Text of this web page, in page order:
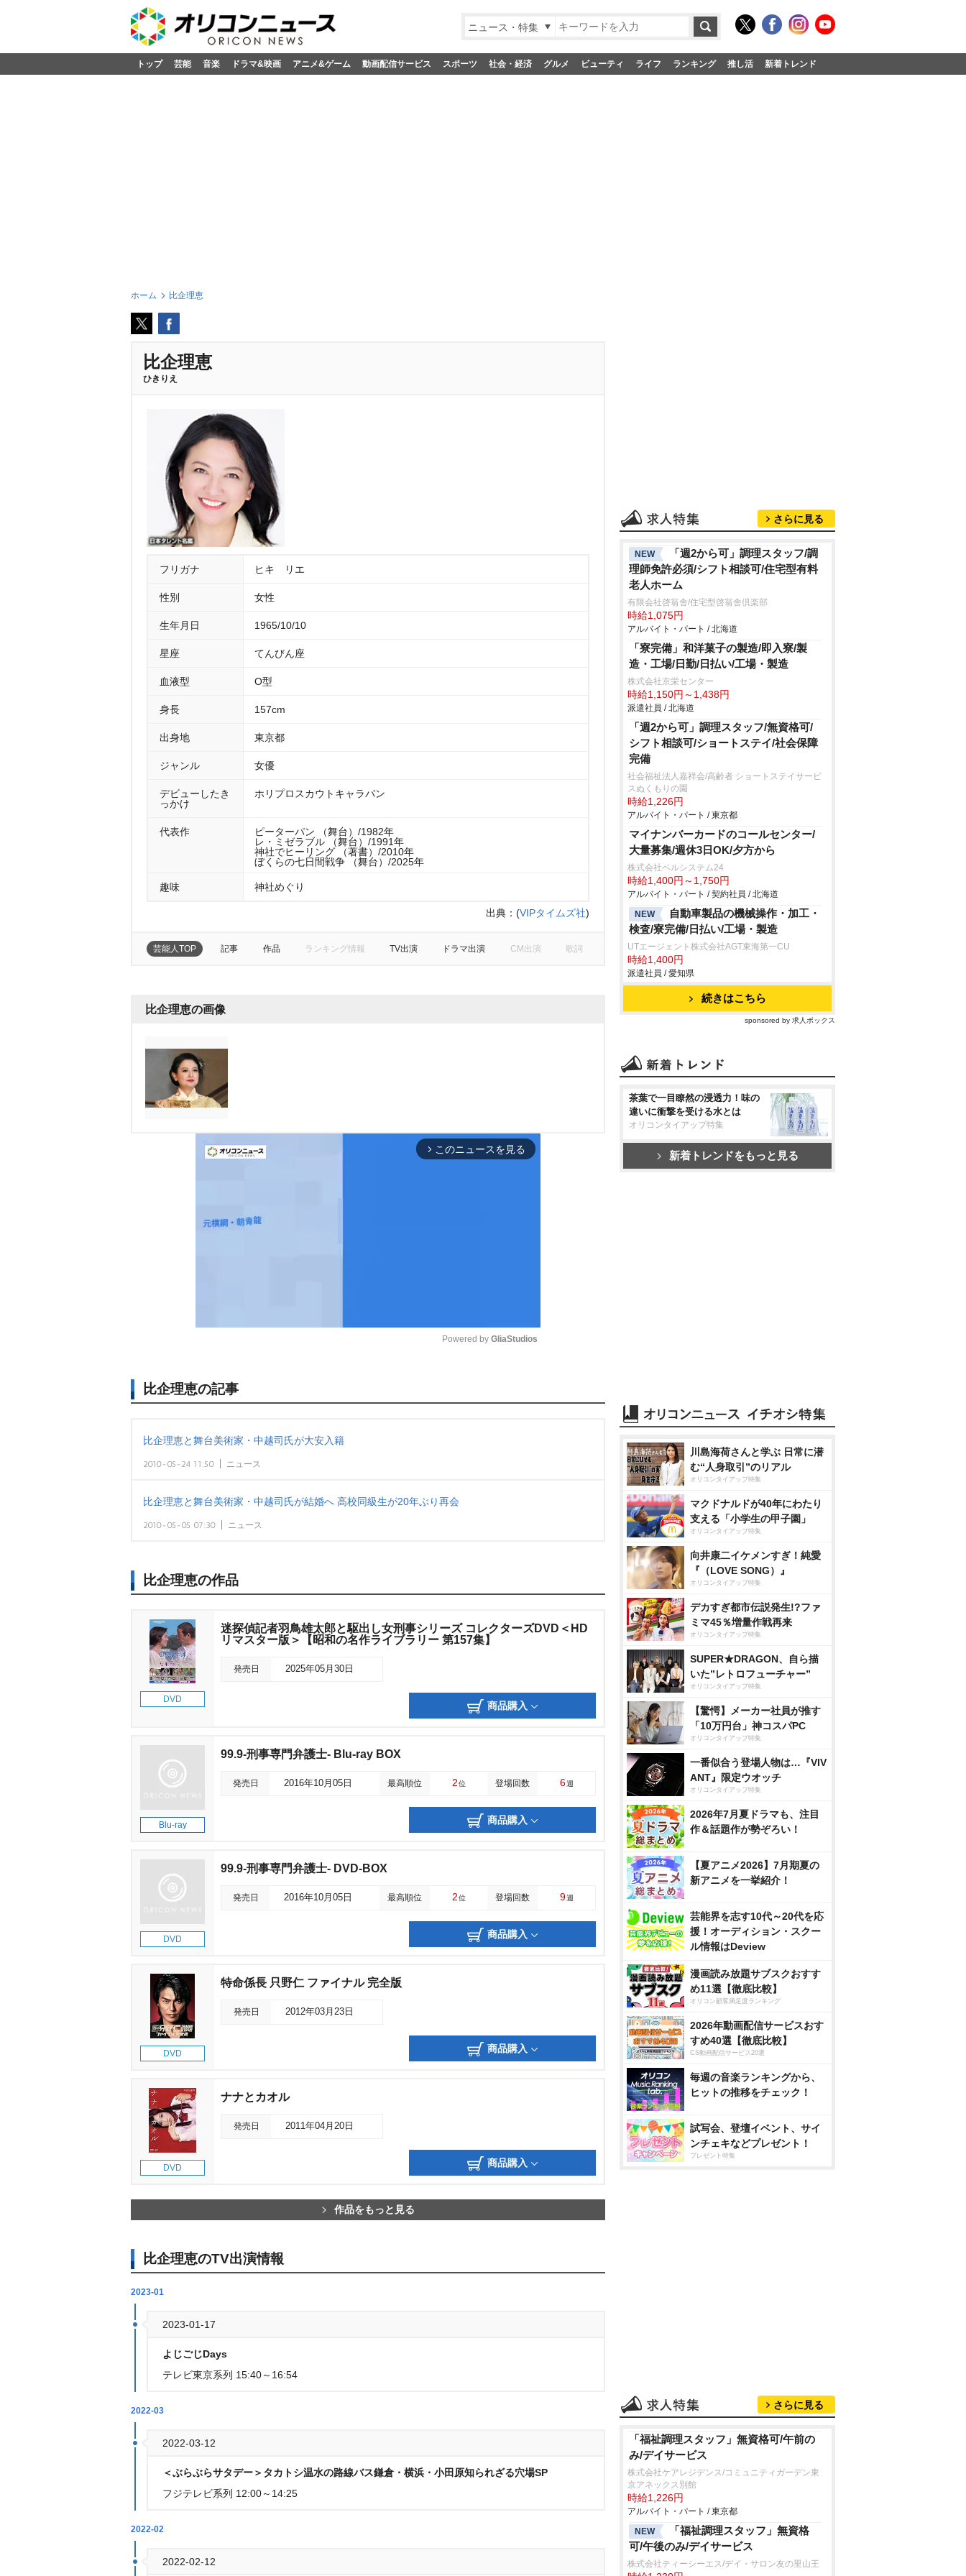
ニュース・特集
トップ 芸能 音楽 ドラマ&映画 アニメ&ゲーム 動画配信サービス スポーツ 社会・経済 グルメ ビューティ ライフ ランキング 推し活 新着トレンド
ホーム 比企理恵
比企理恵
ひきりえ
フリガナ ヒキ リエ
性別 女性
生年月日 1965/10/10
星座 てんびん座
血液型 O型
身長 157cm
出身地 東京都
ジャンル 女優
デビューしたき
っかけ
ホリプロスカウトキャラバン
代表作
ピーターパン （舞台）/1982年
レ・ミゼラブル （舞台）/1991年
神社でヒーリング （著書）/2010年
ぼくらの七日間戦争 （舞台）/2025年
趣味 神社めぐり
出典： (VIPタイムズ社)
芸能人TOP 記事 作品 ランキング情報 TV出演 ドラマ出演 CM出演 歌詞
比企理恵の画像
arrow_forward_ios このニュースを見る
u
Powered by GliaStudios
比企理恵の記事
比企理恵と舞台美術家・中越司氏が大安入籍
2010-05-24 11:50 ニュース
比企理恵と舞台美術家・中越司氏が結婚へ 高校同級生が20年ぶり再会
2010-05-05 07:30 ニュース
比企理恵の作品
DVD
迷探偵記者羽鳥雄太郎と駆出し女刑事シリーズ コレクターズDVD＜HD
リマスター版＞【昭和の名作ライブラリー 第157集】
発売日 2025年05月30日
商品購入
Blu-ray
99.9-刑事専門弁護士- Blu-ray BOX
発売日 2016年10月05日 最高順位 2位 登場回数 6週
商品購入
DVD
99.9-刑事専門弁護士- DVD-BOX
発売日 2016年10月05日 最高順位 2位 登場回数 9週
商品購入
DVD
特命係長 只野仁 ファイナル 完全版
発売日 2012年03月23日
商品購入
DVD
ナナとカオル
発売日 2011年04月20日
商品購入
作品をもっと見る
比企理恵のTV出演情報
2023-01
2023-01-17
よじごじDays
テレビ東京系列 15:40～16:54
2022-03
2022-03-12
＜ぶらぶらサタデー＞タカトシ温水の路線バス鎌倉・横浜・小田原知られざる穴場SP
フジテレビ系列 12:00～14:25
2022-02
2022-02-12
さらに見る
NEW
「週2から可」調理スタッフ/調
理師免許必須/シフト相談可/住宅型有料
老人ホーム
有限会社啓翁舎/住宅型啓翁舎倶楽部
時給1,075円
アルバイト・パート / 北海道
「寮完備」和洋菓子の製造/即入寮/製
造・工場/日勤/日払い/工場・製造
株式会社京栄センター
時給1,150円～1,438円
派遣社員 / 北海道
「週2から可」調理スタッフ/無資格可/
シフト相談可/ショートステイ/社会保障
完備
社会福祉法人嘉祥会/高齢者 ショートステイサービ
スぬくもりの園
時給1,226円
アルバイト・パート / 東京都
マイナンバーカードのコールセンター/
大量募集/週休3日OK/夕方から
株式会社ベルシステム24
時給1,400円～1,750円
アルバイト・パート / 契約社員 / 北海道
NEW
自動車製品の機械操作・加工・
検査/寮完備/日払い/工場・製造
UTエージェント株式会社AGT東海第一CU
時給1,400円
派遣社員 / 愛知県
続きはこちら
sponsored by 求人ボックス
茶葉で一目瞭然の浸透力！味の
違いに衝撃を受ける水とは
オリコンタイアップ特集
新着トレンドをもっと見る
川島海荷さんと学ぶ 日常に潜
む“人身取引”のリアル
オリコンタイアップ特集
マクドナルドが40年にわたり
支える「小学生の甲子園」
オリコンタイアップ特集
向井康二イケメンすぎ！純愛
『（LOVE SONG）』
オリコンタイアップ特集
デカすぎ都市伝説発生!?ファ
ミマ45％増量作戦再来
オリコンタイアップ特集
SUPER★DRAGON、自ら描
いた”レトロフューチャー”
オリコンタイアップ特集
【驚愕】メーカー社員が推す
「10万円台」神コスパPC
オリコンタイアップ特集
一番似合う登場人物は…『VIV
ANT』限定ウオッチ
オリコンタイアップ特集
2026年7月夏ドラマも、注目
作＆話題作が勢ぞろい！
【夏アニメ2026】7月期夏の
新アニメを一挙紹介！
芸能界を志す10代～20代を応
援！オーディション・スクー
ル情報はDeview
漫画読み放題サブスクおすす
め11選【徹底比較】
オリコン顧客満足度ランキング
2026年動画配信サービスおす
すめ40選【徹底比較】
CS動画配信サービス20選
毎週の音楽ランキングから、
ヒットの推移をチェック！
試写会、登壇イベント、サイ
ンチェキなどプレゼント！
プレゼント特集
さらに見る
「福祉調理スタッフ」無資格可/午前の
み/デイサービス
株式会社ケアレジデンス/コミュニティガーデン東
京アネックス別館
時給1,226円
アルバイト・パート / 東京都
NEW
「福祉調理スタッフ」無資格
可/午後のみ/デイサービス
株式会社ティーシーエス/デイ・サロン友の里山王